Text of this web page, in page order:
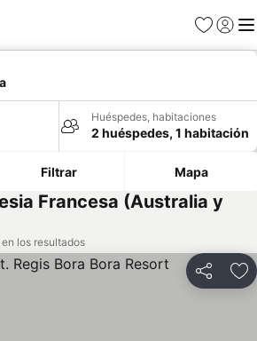
Favoritos
Iniciar
Huéspedes, habitaciones
2 huéspedes, 1 habitación
Filtrar Mapa
Francesa (Australia y
los resultados
Compartir